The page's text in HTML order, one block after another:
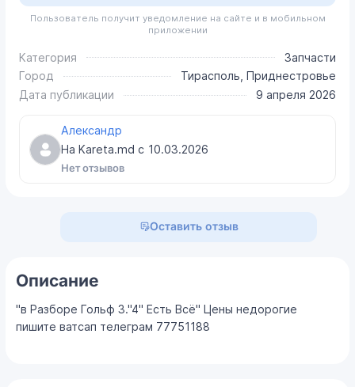
Пользователь получит уведомление на сайте и в мобильном
приложении
Категория
Запчасти
Город
Тирасполь, Приднестровье
Дата публикации
9 апреля 2026
Александр
На Kareta.md с 10.03.2026
Нет отзывов
Оставить отзыв
Описание
"в Разборе Гольф 3."4" Есть Всё" Цены недорогие
пишите ватсап телеграм 77751188